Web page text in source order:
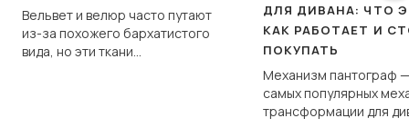
Вельвет и велюр часто путают
из-за похожего бархатистого
вида, но эти ткани
ДЛЯ ДИВАНА: ЧТО
КАК РАБОТАЕТ И
ПОКУПАТЬ
Механизм пантограф
самых популярных
трансформации для